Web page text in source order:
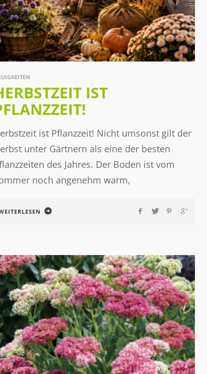
IST
ist Pflanzzeit! Nicht umsonst gilt der
unter Gärtnern als eine der besten
des Jahres. Der Boden ist vom
noch angenehm warm,